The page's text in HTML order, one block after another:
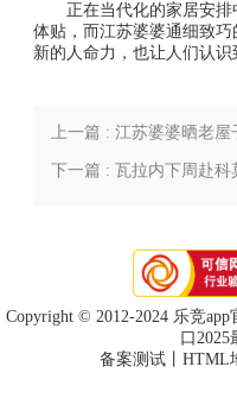
正在当代化的家居安排
体贴，而江苏婆婆通细致
新的人命力，也让人们认
上一篇 : 江苏婆婆晒老
生爱戴的存在聪明
下一篇 : 瓦拉内下周赴科
Copyright © 2012-2024 乐竞
口
备案测试丨 HTML